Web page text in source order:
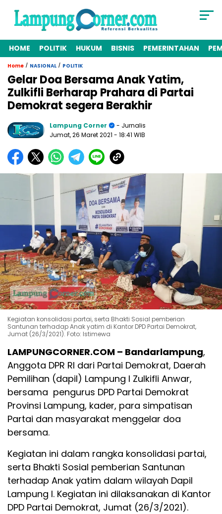
HOME POLITIK HUKUM BISNIS PEMERINTAHAN
Home / NASIONAL / POLITIK
Gelar Doa Bersama Anak Yatim,
Zulkifli Berharap Prahara di Partai
Demokrat segera Berakhir
Lampung Corner
- Jurnalis
Jumat, 26 Maret 2021 - 18:41 WIB
Kegiatan konsolidasi partai, serta Bhakti Sosial pemberian
Santunan terhadap Anak yatim di Kantor DPD Partai Demokrat,
Jumat (26/3/2021). Foto: Istimewa
LAMPUNGCORNER.COM – Bandarlampung,
Anggota DPR RI dari Partai Demokrat, Daerah
Pemilihan (dapil) Lampung I Zulkifli Anwar,
bersama pengurus DPD Partai Demokrat
Provinsi Lampung, kader, para simpatisan
Partai dan masyarakat menggelar doa
bersama.
Kegiatan ini dalam rangka konsolidasi partai,
serta Bhakti Sosial pemberian Santunan
terhadap Anak yatim dalam wilayah Dapil
Lampung I. Kegiatan ini dilaksanakan di Kantor
DPD Partai Demokrat, Jumat (26/3/2021).